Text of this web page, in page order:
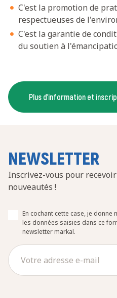
C'est la promotion de
respectueuses de
C'est la garantie de
du soutien à
Plus d'information et
NEWSLETTER
Inscrivez-vous pour
nouveautés !
En cochant cette case, je
les données saisies dans ce
newsletter markal.